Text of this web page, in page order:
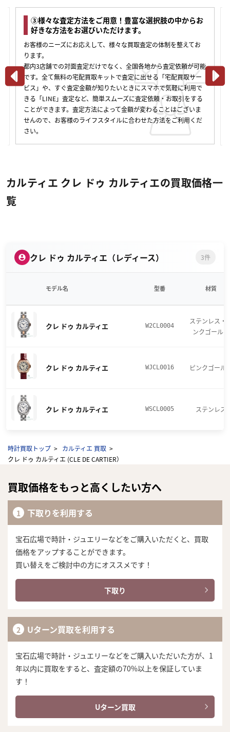
③様々な査定方法をご用意！豊富な選択肢の中からお
好きな方法をお選びいただけます。
お客様のニーズにお応えして、様々な買取査定の体制を整えてお
ります。
都内3店舗での対面査定だけでなく、全国各地から査定依頼が可能
です。全て無料の宅配買取キットで査定に出せる「宅配買取サー
ビス」や、すぐ査定金額が知りたいときにスマホで気軽に利用で
きる「LINE」査定など、簡単スムーズに査定依頼・お取引をする
ことができます。査定方法によって金額が変わることはございま
せんので、お客様のライフスタイルに合わせた方法をご利用くだ
さい。
カルティエ クレ ドゥ カルティエの買取価格一
覧
クレ ドゥ カルティエ（レディース） 3件
モデル名 型番 材質
クレ ドゥ カルティエ W2CL0004
ステンレス・
ンクゴールド
クレ ドゥ カルティエ WJCL0016 ピンクゴール
クレ ドゥ カルティエ WSCL0005 ステンレス
時計買取トップ
カルティエ 買取
クレ ドゥ カルティエ (CLE DE CARTIER）
買取価格をもっと高くしたい方へ
下取りを利用する
宝石広場で時計・ジュエリーなどをご購入いただくと、買取
価格をアップすることができます。
買い替えをご検討中の方にオススメです！
下取り
Uターン買取を利用する
宝石広場で時計・ジュエリーなどをご購入いただいた方が、1
年以内に買取をすると、査定額の70%以上を保証していま
す！
Uターン買取
まずは
かんたん30秒でお試し査定